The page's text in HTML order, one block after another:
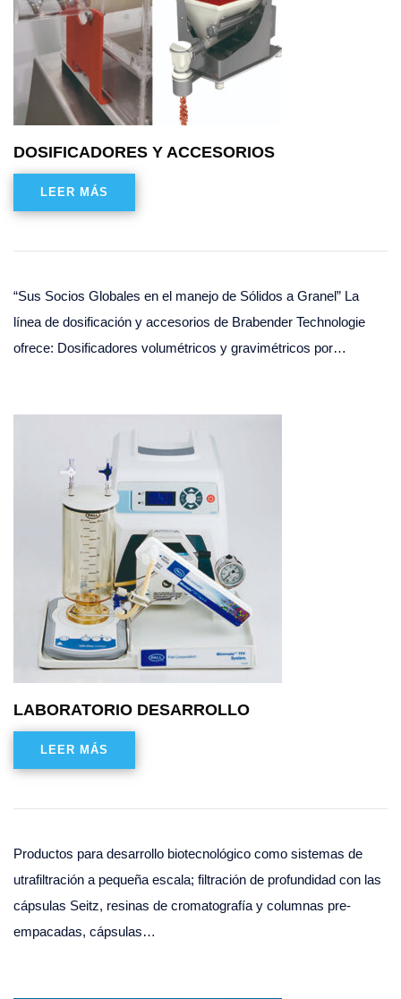
DOSIFICADORES Y ACCESORIOS
LEER MÁS
“Sus Socios Globales en el manejo de Sólidos a Granel” La
línea de dosificación y accesorios de Brabender Technologie
ofrece: Dosificadores volumétricos y gravimétricos por…
LABORATORIO DESARROLLO
LEER MÁS
Productos para desarrollo biotecnológico como sistemas de
utrafiltración a pequeña escala; filtración de profundidad con las
cápsulas Seitz, resinas de cromatografía y columnas pre-
empacadas, cápsulas…